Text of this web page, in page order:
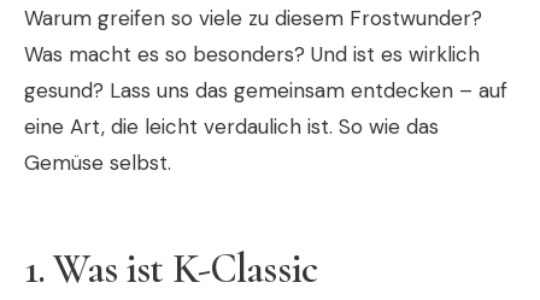
Warum greifen so viele zu diesem Frostwunder?
Was macht es so besonders? Und ist es wirklich
gesund? Lass uns das gemeinsam entdecken – auf
eine Art, die leicht verdaulich ist. So wie das
Gemüse selbst.
1. Was ist K-Classic